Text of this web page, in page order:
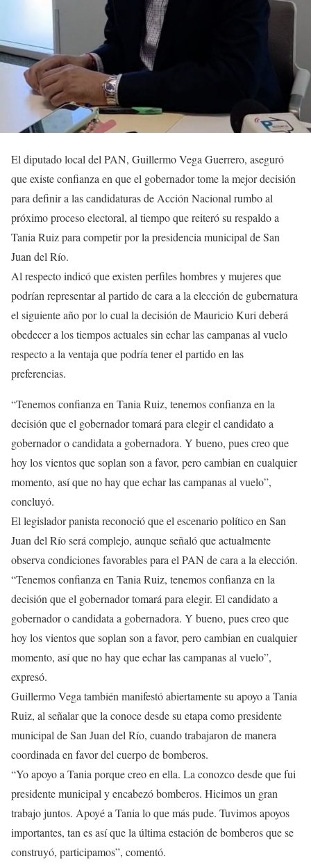
El diputado local del PAN, Guillermo Vega Guerrero, aseguró
que existe confianza en que el gobernador tome la mejor decisión
para definir a las candidaturas de Acción Nacional rumbo al
próximo proceso electoral, al tiempo que reiteró su respaldo a
Tania Ruiz para competir por la presidencia municipal de San
Juan del Río.
Al respecto indicó que existen perfiles hombres y mujeres que
podrían representar al partido de cara a la elección de gubernatura
el siguiente año por lo cual la decisión de Mauricio Kuri deberá
obedecer a los tiempos actuales sin echar las campanas al vuelo
respecto a la ventaja que podría tener el partido en las
preferencias.
“Tenemos confianza en Tania Ruiz, tenemos confianza en la
decisión que el gobernador tomará para elegir el candidato a
gobernador o candidata a gobernadora. Y bueno, pues creo que
hoy los vientos que soplan son a favor, pero cambian en cualquier
momento, así que no hay que echar las campanas al vuelo”,
concluyó.
El legislador panista reconoció que el escenario político en San
Juan del Río será complejo, aunque señaló que actualmente
observa condiciones favorables para el PAN de cara a la elección.
“Tenemos confianza en Tania Ruiz, tenemos confianza en la
decisión que el gobernador tomará para elegir. El candidato a
gobernador o candidata a gobernadora. Y bueno, pues creo que
hoy los vientos que soplan son a favor, pero cambian en cualquier
momento, así que no hay que echar las campanas al vuelo”,
expresó.
Guillermo Vega también manifestó abiertamente su apoyo a Tania
Ruiz, al señalar que la conoce desde su etapa como presidente
municipal de San Juan del Río, cuando trabajaron de manera
coordinada en favor del cuerpo de bomberos.
“Yo apoyo a Tania porque creo en ella. La conozco desde que fui
presidente municipal y encabezó bomberos. Hicimos un gran
trabajo juntos. Apoyé a Tania lo que más pude. Tuvimos apoyos
importantes, tan es así que la última estación de bomberos que se
construyó, participamos”, comentó.